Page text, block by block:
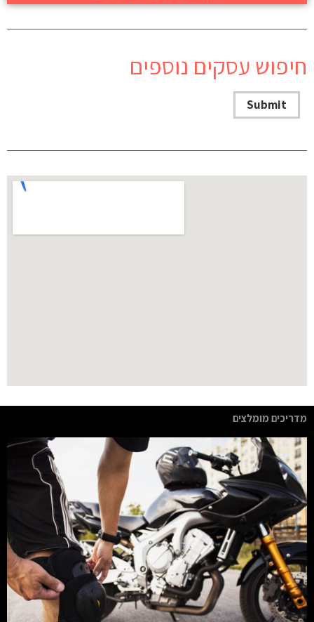
חיפוש עסקים נוספים
מדריכים מומלצים